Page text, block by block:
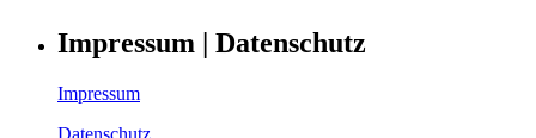
Impressum | Datenschutz
Impressum